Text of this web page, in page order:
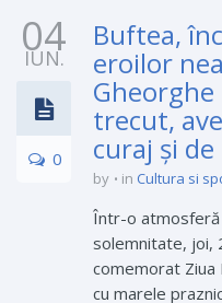
04
IUN.
0
Buftea,
eroilor
Gheorghe
trecut,
curaj şi
by in Cultura si
Într-o atmosferă
solemnitate, joi,
comemorat Ziua
cu marele